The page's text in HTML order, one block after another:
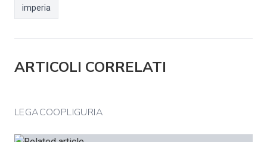
imperia
ARTICOLI CORRELATI
LEGACOOPLIGURIA